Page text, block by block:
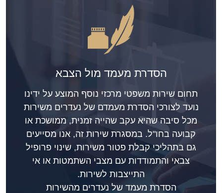
הסדרת מעמד מול הצבא
תחום שירות משפטי מרכזי נוסף המוצע על ידינו
נועד לצורכי הסדרת מעמדם של נעדרים משירות
מכל סיבה שהיא עקב שהייה זמנית, ממושכת או
קבועה בחו"ל. במסגרת שירות זה, אנו מסייעים
גם בתהליכי קבלת פטור משירות, שינוי פרופיל
צבאי והתמודדות עם מצבי השתמטות או אי
התייצבות לשירות.
הסדרת מעמד של נעדרים מהשירות